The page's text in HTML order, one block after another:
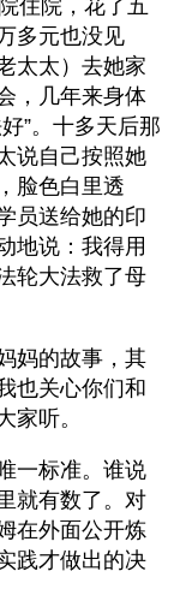
住院，花了五
多元也没见
太太）去她家
，几年来身体
”。十多天后那
说自己按照她
脸色白里透
员送给她的印
地说：我得用
轮大法救了母
妈的故事，其
也关心你们和
家听。
一标准。谁说
就有数了。对
在外面公开炼
践才做出的决